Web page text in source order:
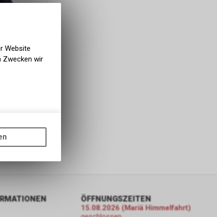
ÖFFNUNGSZEITEN
15.08.2026 (Mariä Himmelfahrt)
Website
Zwecken wir
wie die
die
Google
die auf